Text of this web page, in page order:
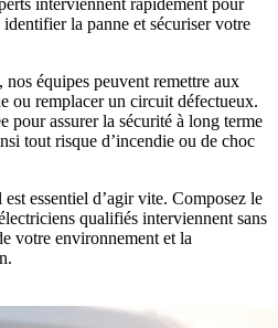
la panne et sécuriser votre
équipes peuvent remettre aux
ou remplacer un circuit défectueux.
pour assurer la sécurité à long terme
tout risque d’incendie ou de choc
essentiel d’agir vite. Composez le
qualifiés interviennent sans
votre environnement et la